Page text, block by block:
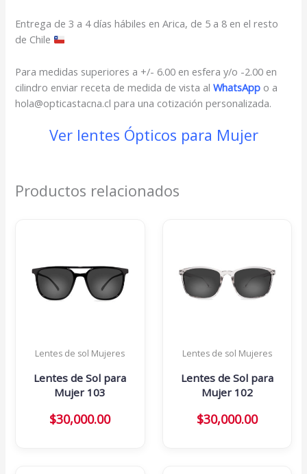
Entrega de 3 a 4 días hábiles en Arica, de 5 a 8 en el resto
de Chile
Para medidas superiores a +/- 6.00 en esfera y/o -2.00 en
cilindro enviar receta de medida de vista alWhatsApp o a
hola@opticastacna.cl para una cotización personalizada.
Ver lentes Ópticos para Mujer
Productos relacionados
Lentes de sol Mujeres
Lentes de Sol para
Mujer 103
$30,000.00
Lentes de sol Mujeres
Lentes de Sol para
Mujer 102
$30,000.00